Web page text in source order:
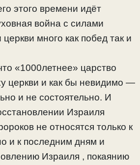
этого времени идёт
война с силами
много как побед так и
«1000летнее» царство
церкви и как бы невидимо —
и не состоятельно. И
Израиля
не относятся только к
и к последним дням и
Израиля , покаянию